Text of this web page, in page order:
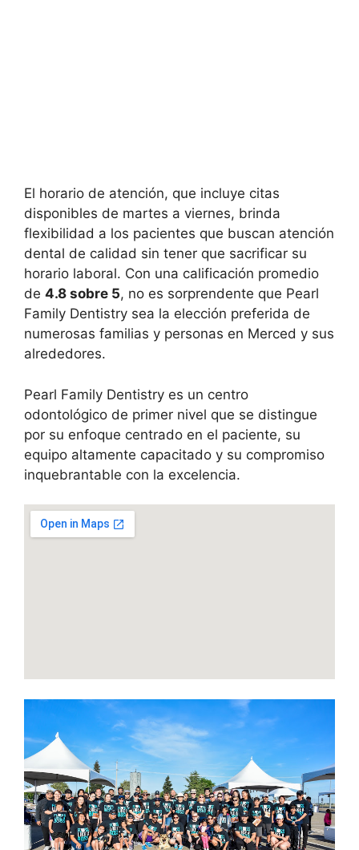
El horario de atención, que incluye citas
disponibles de martes a viernes, brinda
flexibilidad a los pacientes que buscan atención
dental de calidad sin tener que sacrificar su
horario laboral. Con una calificación promedio
de 4.8 sobre 5, no es sorprendente que Pearl
Family Dentistry sea la elección preferida de
numerosas familias y personas en Merced y sus
alrededores.
Pearl Family Dentistry es un centro
odontológico de primer nivel que se distingue
por su enfoque centrado en el paciente, su
equipo altamente capacitado y su compromiso
inquebrantable con la excelencia.